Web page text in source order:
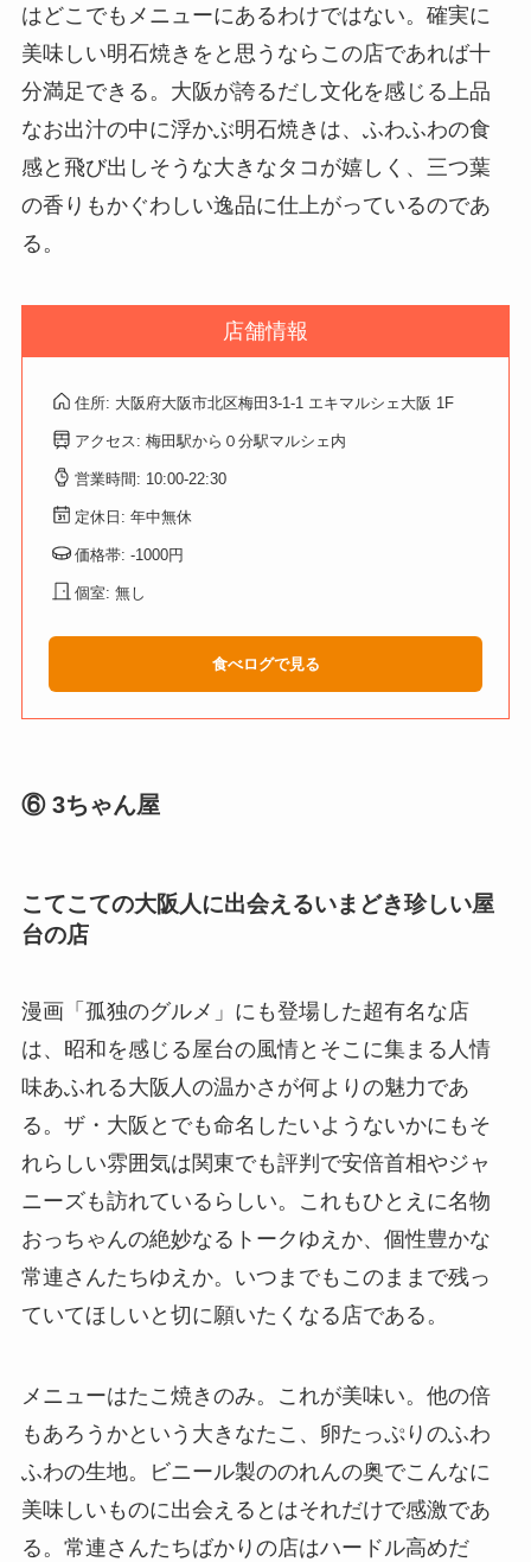
はどこでもメニューにあるわけではない。確実に
美味しい明石焼きをと思うならこの店であれば十
分満足できる。大阪が誇るだし文化を感じる上品
なお出汁の中に浮かぶ明石焼きは、ふわふわの食
感と飛び出しそうな大きなタコが嬉しく、三つ葉
の香りもかぐわしい逸品に仕上がっているのであ
る。
店舗情報
住所: 大阪府大阪市北区梅田3-1-1 エキマルシェ大阪 1F
アクセス: 梅田駅から０分駅マルシェ内
営業時間: 10:00-22:30
定休日: 年中無休
価格帯: -1000円
個室: 無し
食べログで見る
⑥ 3ちゃん屋
こてこての大阪人に出会えるいまどき珍しい屋
台の店
漫画「孤独のグルメ」にも登場した超有名な店
は、昭和を感じる屋台の風情とそこに集まる人情
味あふれる大阪人の温かさが何よりの魅力であ
る。ザ・大阪とでも命名したいようないかにもそ
れらしい雰囲気は関東でも評判で安倍首相やジャ
ニーズも訪れているらしい。これもひとえに名物
おっちゃんの絶妙なるトークゆえか、個性豊かな
常連さんたちゆえか。いつまでもこのままで残っ
ていてほしいと切に願いたくなる店である。
メニューはたこ焼きのみ。これが美味い。他の倍
もあろうかという大きなたこ、卵たっぷりのふわ
ふわの生地。ビニール製ののれんの奥でこんなに
美味しいものに出会えるとはそれだけで感激であ
る。常連さんたちばかりの店はハードル高めだ